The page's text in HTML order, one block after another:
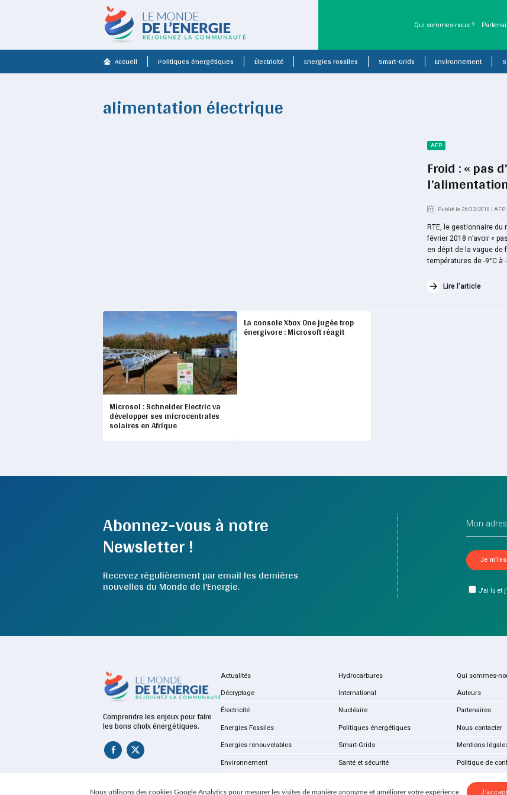
Qui sommes-nous ?
Accueil Politiques énergétiques Électricité Energies Fossiles Smart-Grids Environnement
alimentation électrique
AFP
Froid : « pas
Publié le 26/02/2018 | AFP
RTE, le gestionnaire du
février 2018 n’avoir «
en dépit de la vague de
températures de -9°C à
Lire l'article
Microsol : Schneider Electric va
développer ses microcentrales
solaires en Afrique
La console Xbox One jugée trop
énergivore : Microsoft réagit
Abonnez-vous à notre
Newsletter !
Recevez régulièrement par email les dernières
nouvelles du Monde de l'Energie. J'ai lu et
Comprendre les enjeux pour faire
les bons choix énergétiques.
Actualités
Décryptage
Électricité
Energies Fossiles
Energies renouvelables
Environnement
Hydrocarbures
International
Nucléaire
Politiques énergétiques
Smart-Grids
Santé et sécurité
Qui sommes-
Auteurs
Partenaires
Nous contacter
Mentions
Politique de
Nous utilisons des cookies Google Analytics pour mesurer les visites de manière anonyme et améliorer votre expérience.